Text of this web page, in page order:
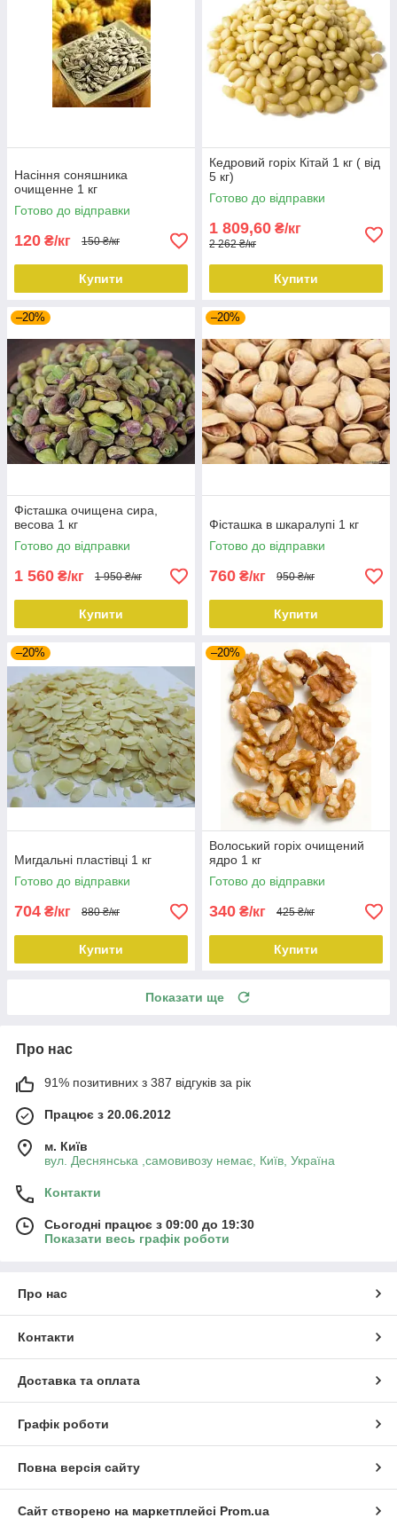
Насіння соняшника
очищенне 1 кг
Готово до відправки
120 ₴/кг 150 ₴/кг
Купити
Кедровий горіх Кітай 1 кг ( від
5 кг)
Готово до відправки
1 809,60 ₴/кг
2 262 ₴/кг
Купити
–20%
Фісташка очищена сира,
весова 1 кг
Готово до відправки
1 560 ₴/кг 1 950 ₴/кг
Купити
–20%
Фісташка в шкаралупі 1 кг
Готово до відправки
760 ₴/кг 950 ₴/кг
Купити
–20%
Мигдальні пластівці 1 кг
Готово до відправки
704 ₴/кг 880 ₴/кг
Купити
–20%
Волоський горіх очищений
ядро 1 кг
Готово до відправки
340 ₴/кг 425 ₴/кг
Купити
Показати ще
Про нас
91% позитивних з 387 відгуків за рік
Працює з 20.06.2012
м. Київ
вул. Деснянська ,самовивозу немає, Київ, Україна
Контакти
Сьогодні працює з 09:00 до 19:30
Показати весь графік роботи
Про нас
Контакти
Доставка та оплата
Графік роботи
Повна версія сайту
Сайт створено на маркетплейсі Prom.ua